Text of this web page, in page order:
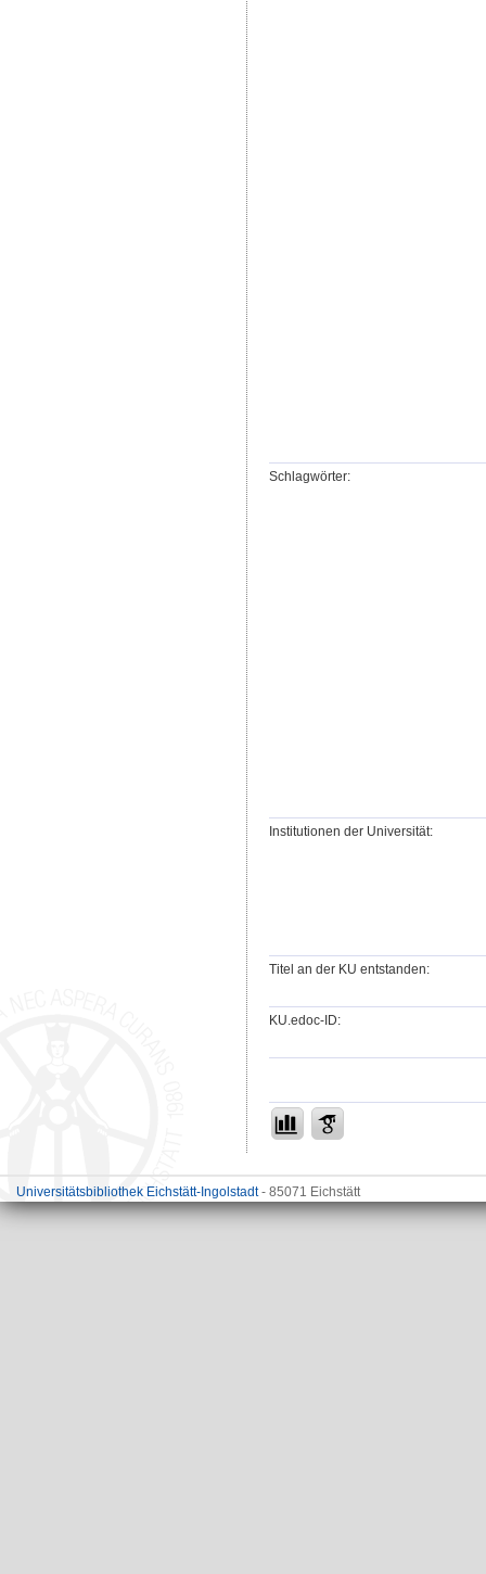
Schlagwörter:
Institutionen der Universität:
Titel an der KU entstanden:
KU.edoc-ID:
Universitätsbibliothek Eichstätt-Ingolstadt- 85071 Eichstätt